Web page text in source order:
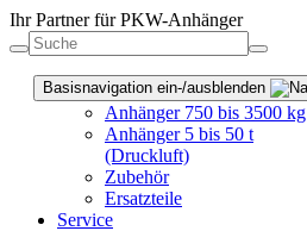
Ihr Partner für PKW-Anhänger
Basisnavigation ein-/ausblenden
Anhänger 750 bis 3500 kg
Anhänger 5 bis 50 t
(Druckluft)
Zubehör
Ersatzteile
Service